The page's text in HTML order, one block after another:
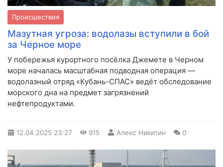
Происшествия
Мазутная угроза: водолазы вступили в бой
за Черное море
У побережья курортного посёлка Джемете в Черном
море началась масштабная подводная операция —
водолазный отряд «Кубань-СПАС» ведёт обследование
морского дна на предмет загрязнений
нефтепродуктами.
12.04.2025 23:27 915 Алекс Никитин 0